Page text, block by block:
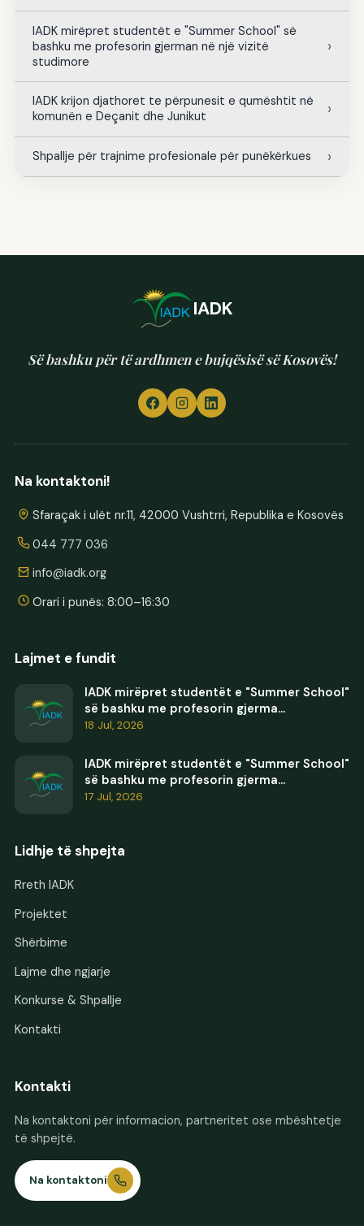
IADK mirëpret studentët e "Summer School" së
bashku me profesorin gjerman në një vizitë
studimore
IADK krijon djathoret te përpunesit e qumështit në
komunën e Deçanit dhe Junikut
Shpallje për trajnime profesionale për punëkërkues
IADK
Së bashku për të ardhmen e bujqësisë së Kosovës!
Na kontaktoni!
Sfaraçak i ulët nr.11, 42000 Vushtrri, Republika e Kosovës
044 777 036
info@iadk.org
Orari i punës: 8:00–16:30
Lajmet e fundit
IADK mirëpret studentët e "Summer School"
së bashku me profesorin gjerma...
18 Jul, 2026
IADK mirëpret studentët e "Summer School"
së bashku me profesorin gjerma...
17 Jul, 2026
Lidhje të shpejta
Rreth IADK
Projektet
Shërbime
Lajme dhe ngjarje
Konkurse & Shpallje
Kontakti
Kontakti
Na kontaktoni për informacion, partneritet ose mbështetje
të shpejtë.
Na kontaktoni